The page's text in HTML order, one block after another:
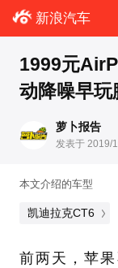
新浪汽车
1999元
动降噪早玩
萝卜报告
发表于 2019/
本文介绍的车型
凯迪拉克CT6
前两天，苹